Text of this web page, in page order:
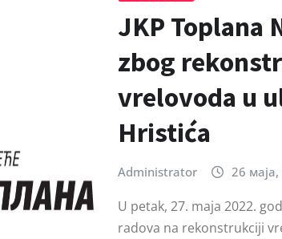
JKP Toplana
zbog
vrelovoda u
Hristića
Administrator 26
U petak, 27. maja 2022.
radova na rekonstrukciji